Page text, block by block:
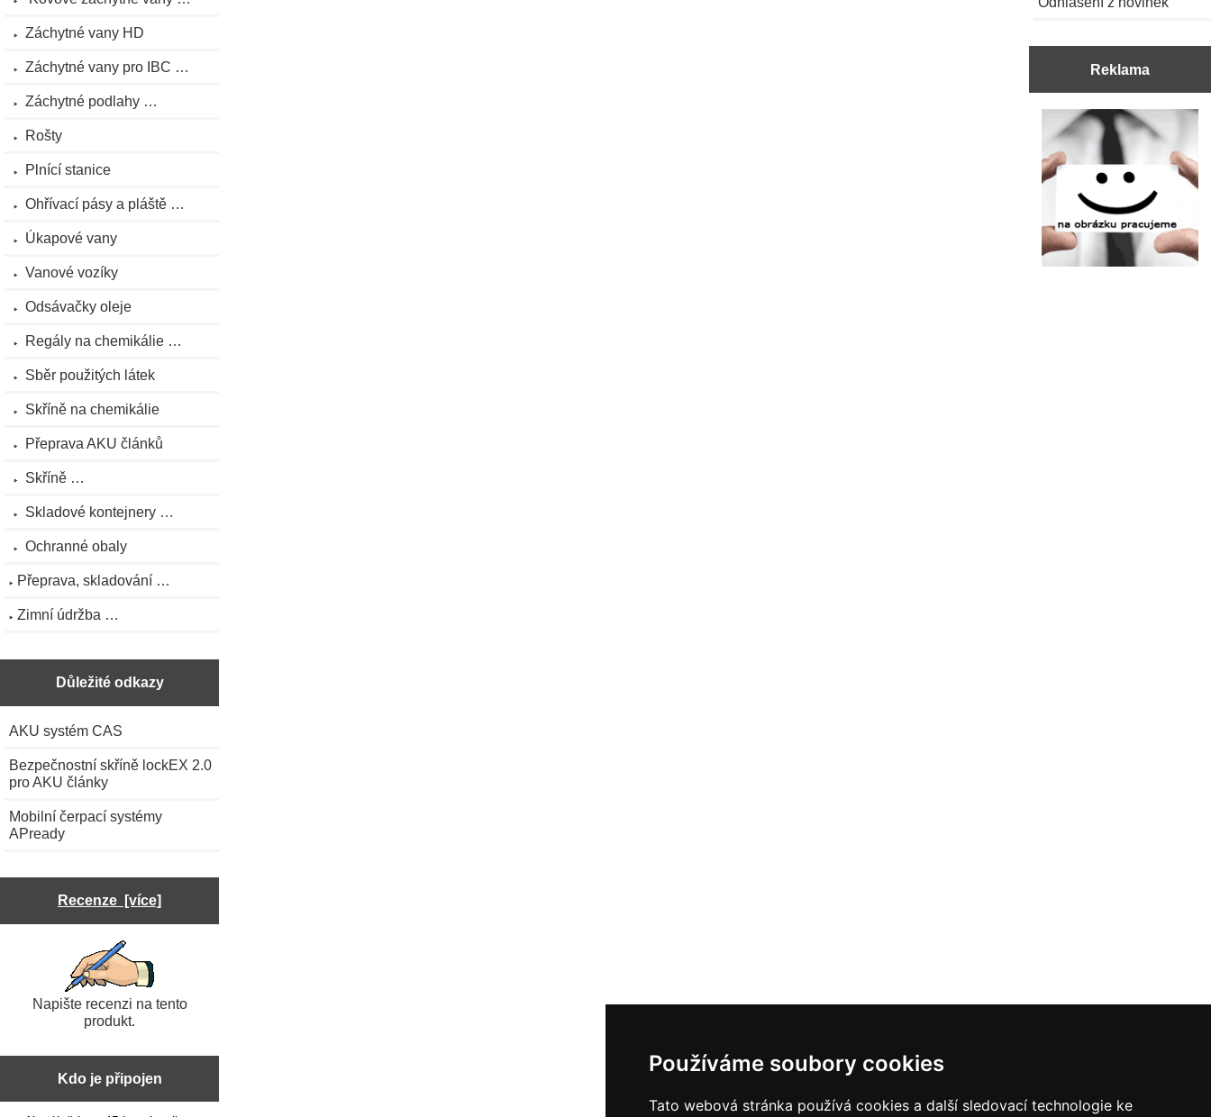
Používáme soubory cookies
Tato webová stránka používá cookies a další sledovací technologie ke
Záchytné vany HD
Záchytné vany pro IBC …
Záchytné podlahy …
Rošty
Plnící stanice
Ohřívací pásy a pláště …
Úkapové vany
Vanové vozíky
Odsávačky oleje
Regály na chemikálie …
Sběr použitých látek
Skříně na chemikálie
Přeprava AKU článků
Skříně …
Skladové kontejnery …
Ochranné obaly
Přeprava, skladování …
Zimní údržba …
Důležité odkazy
AKU systém CAS
Bezpečnostní skříně lockEX 2.0
pro AKU články
Mobilní čerpací systémy
APready
Recenze [více]
Napište recenzi na tento
produkt.
Kdo je připojen
Reklama